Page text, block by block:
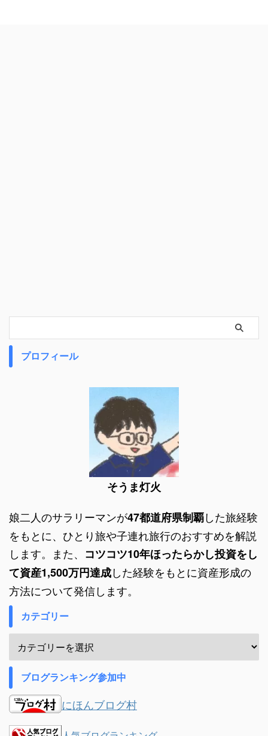
プロフィール
そうま灯火
娘二人のサラリーマンが47都道府県制覇した旅経験
をもとに、ひとり旅や子連れ旅行のおすすめを解説
します。また、 コツコツ10年ほったらかし投資をし
て資産1,500万円達成した経験をもとに資産形成の
方法について発信します。
カテゴリー
ブログランキング参加中
にほんブログ村